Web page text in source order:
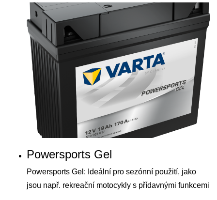
Powersports Gel
Powersports Gel: Ideální pro sezónní použití, jako
jsou např. rekreační motocykly s přídavnými funkcemi